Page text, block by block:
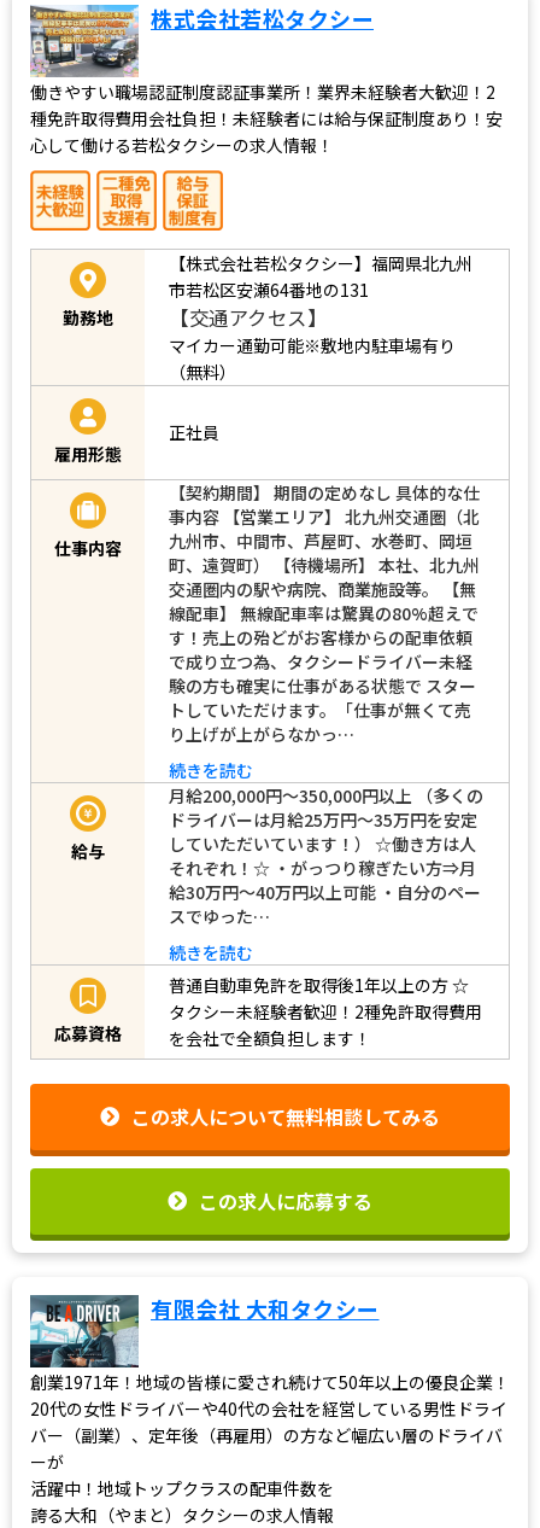
株式会社若松タクシー
働きやすい職場認証制度認証事業所！業界未経験者大歓迎！2
種免許取得費用会社負担！未経験者には給与保証制度あり！安
心して働ける若松タクシーの求人情報！
勤務地
【株式会社若松タクシー】福岡県北九州
市若松区安瀬64番地の131
【交通アクセス】
マイカー通勤可能※敷地内駐車場有り
（無料）
雇用形態
正社員
仕事内容
【契約期間】 期間の定めなし 具体的な仕
事内容 【営業エリア】 北九州交通圏（北
九州市、中間市、芦屋町、水巻町、岡垣
町、遠賀町） 【待機場所】 本社、北九州
交通圏内の駅や病院、商業施設等。 【無
線配車】 無線配車率は驚異の80%超えで
す！売上の殆どがお客様からの配車依頼
で成り立つ為、タクシードライバー未経
験の方も確実に仕事がある状態で スター
トしていただけます。「仕事が無くて売
り上げが上がらなかっ…
続きを読む
給与
月給200,000円〜350,000円以上 （多くの
ドライバーは月給25万円～35万円を安定
していただいています！） ☆働き方は人
それぞれ！☆ ・がっつり稼ぎたい方⇒月
給30万円～40万円以上可能 ・自分のペー
スでゆった…
続きを読む
応募資格
普通自動車免許を取得後1年以上の方☆
タクシー未経験者歓迎！2種免許取得費用
を会社で全額負担します！
この求人について無料相談してみる
この求人に応募する
有限会社 大和タクシー
創業1971年！地域の皆様に愛され続けて50年以上の優良企業！
20代の女性ドライバーや40代の会社を経営している男性ドライ
バー（副業）、定年後（再雇用）の方など幅広い層のドライバ
ーが
活躍中！地域トップクラスの配車件数を
誇る大和（やまと）タクシーの求人情報